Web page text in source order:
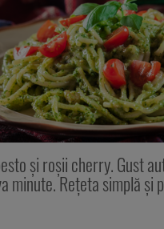
și roșii cherry. Gust
minute. Rețeta simplă și